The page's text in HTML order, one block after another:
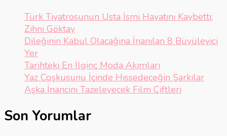
Türk Tiyatrosunun Usta İsmi Hayatını Kaybetti:
Zihni Göktay
Dileğinin Kabul Olacağına İnanılan 8 Büyüleyici
Yer
Tarihteki En İlginç Moda Akımları
Yaz Coşkusunu İçinde Hissedeceğin Şarkılar
Aşka İnancını Tazeleyecek Film Çiftleri
Son Yorumlar